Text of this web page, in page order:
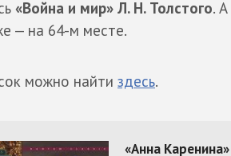
«Война и мир» Л. Н. Толстого. А
— на 64-м месте.
можно найти здесь.